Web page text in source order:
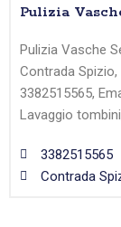
Pulizia
Pulizia Vasche
Contrada
3382515565,
Lavaggio
3382515565
Contrada